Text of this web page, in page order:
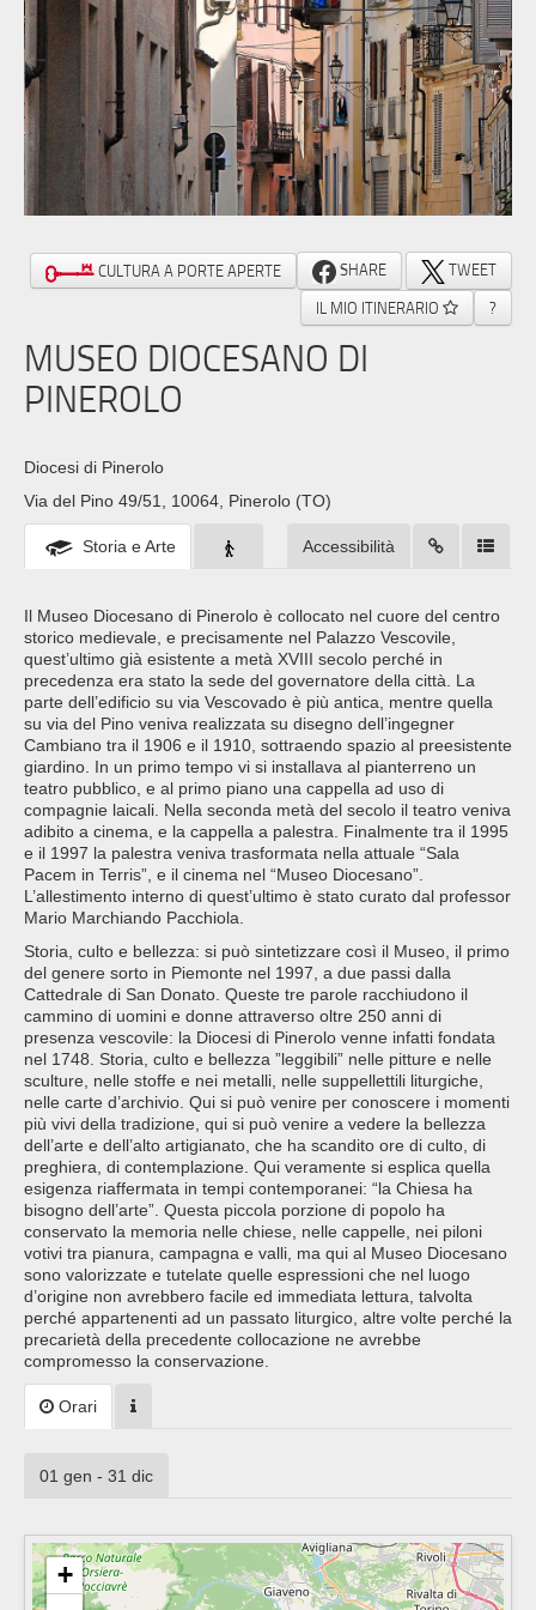
CULTURA A PORTE APERTE SHARE
TWEET
IL MIO ITINERARIO
?
MUSEO DIOCESANO DI
PINEROLO
Diocesi di Pinerolo
Via del Pino 49/51, 10064, Pinerolo (TO)
Storia e Arte Accessibilità
Il Museo Diocesano di Pinerolo è collocato nel cuore del centro
storico medievale, e precisamente nel Palazzo Vescovile,
quest’ultimo già esistente a metà XVIII secolo perché in
precedenza era stato la sede del governatore della città. La
parte dell’edificio su via Vescovado è più antica, mentre quella
su via del Pino veniva realizzata su disegno dell’ingegner
Cambiano tra il 1906 e il 1910, sottraendo spazio al preesistente
giardino. In un primo tempo vi si installava al pianterreno un
teatro pubblico, e al primo piano una cappella ad uso di
compagnie laicali. Nella seconda metà del secolo il teatro veniva
adibito a cinema, e la cappella a palestra. Finalmente tra il 1995
e il 1997 la palestra veniva trasformata nella attuale “Sala
Pacem in Terris”, e il cinema nel “Museo Diocesano”.
L’allestimento interno di quest’ultimo è stato curato dal professor
Mario Marchiando Pacchiola.
Storia, culto e bellezza: si può sintetizzare così il Museo, il primo
del genere sorto in Piemonte nel 1997, a due passi dalla
Cattedrale di San Donato. Queste tre parole racchiudono il
cammino di uomini e donne attraverso oltre 250 anni di
presenza vescovile: la Diocesi di Pinerolo venne infatti fondata
nel 1748. Storia, culto e bellezza ”leggibili” nelle pitture e nelle
sculture, nelle stoffe e nei metalli, nelle suppellettili liturgiche,
nelle carte d’archivio. Qui si può venire per conoscere i momenti
più vivi della tradizione, qui si può venire a vedere la bellezza
dell’arte e dell’alto artigianato, che ha scandito ore di culto, di
preghiera, di contemplazione. Qui veramente si esplica quella
esigenza riaffermata in tempi contemporanei: “la Chiesa ha
bisogno dell’arte”. Questa piccola porzione di popolo ha
conservato la memoria nelle chiese, nelle cappelle, nei piloni
votivi tra pianura, campagna e valli, ma qui al Museo Diocesano
sono valorizzate e tutelate quelle espressioni che nel luogo
d’origine non avrebbero facile ed immediata lettura, talvolta
perché appartenenti ad un passato liturgico, altre volte perché la
precarietà della precedente collocazione ne avrebbe
compromesso la conservazione.
Orari
01 gen - 31 dic
+